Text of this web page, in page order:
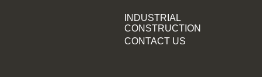
INDUSTRIAL
CONSTRUCTION
CONTACT US